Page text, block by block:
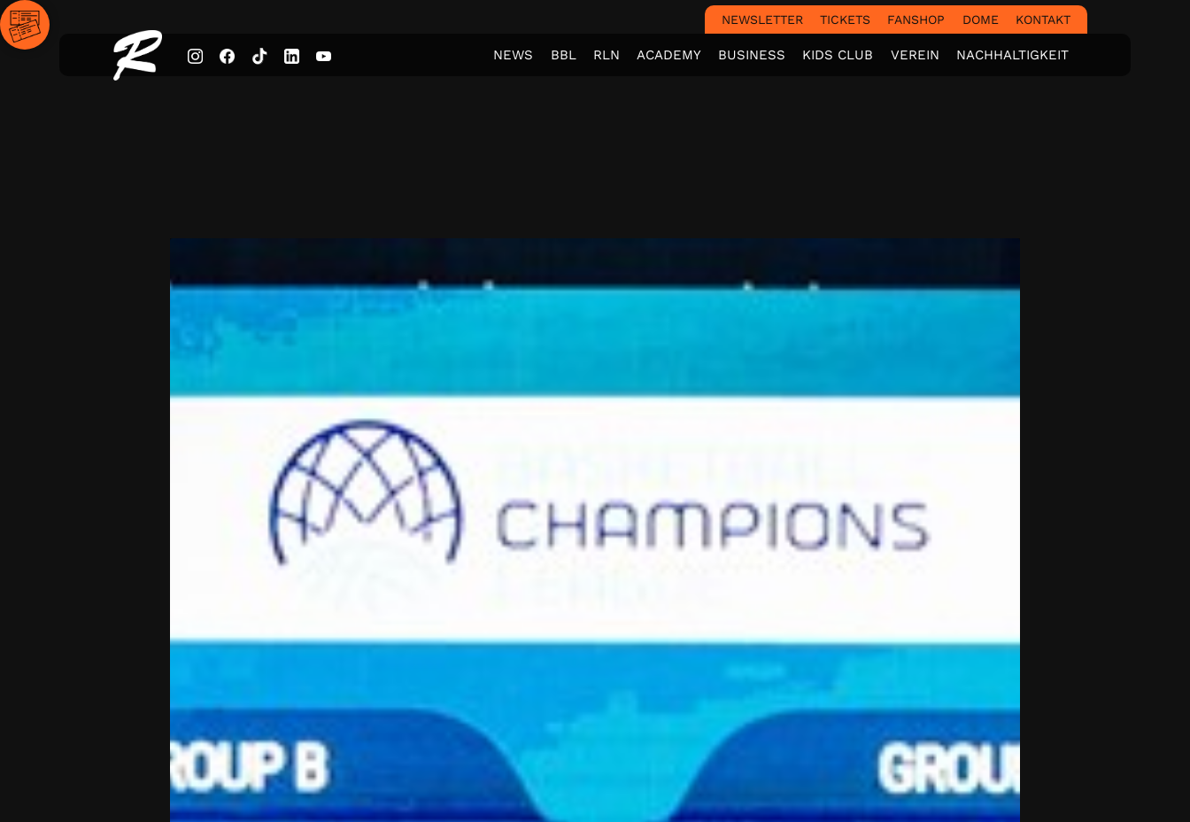
NEWSLETTER TICKETS FANSHOP DOME KONTAKT
NEWS BBL RLN ACADEMY BUSINESS KIDS CLUB VEREIN NACHHALTIGKEIT